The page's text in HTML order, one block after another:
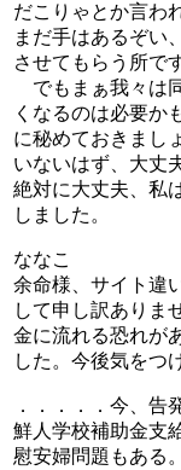
だこりゃとか言わ
まだ手はあるぞい
させてもらう所で
でもまぁ我々は
くなるのは必要か
に秘めておきまし
いないはず、大丈
絶対に大丈夫、私
しました。
ななこ
余命様、サイト違
して申し訳ありま
金に流れる恐れが
した。今後気をつ
．．．．．今、告
鮮人学校補助金支
慰安婦問題もある